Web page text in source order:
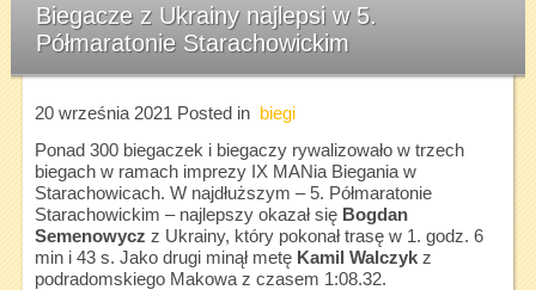
Biegacze z Ukrainy najlepsi w 5.
Półmaratonie Starachowickim
20 września 2021 Posted in
biegi
Ponad 300 biegaczek i biegaczy rywalizowało w trzech
biegach w ramach imprezy IX MANia Biegania w
Starachowicach. W najdłuższym – 5. Półmaratonie
Starachowickim – najlepszy okazał się Bogdan
Semenowycz z Ukrainy, który pokonał trasę w 1. godz. 6
min i 43 s. Jako drugi minął metę Kamil Walczykz
podradomskiego Makowa z czasem 1:08.32.